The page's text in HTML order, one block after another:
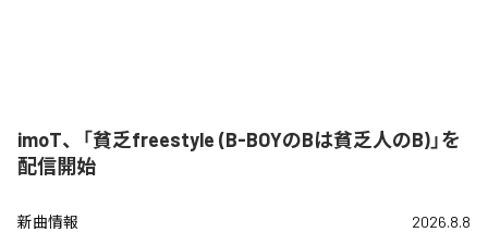
imoT、「貧乏freestyle (B-BOYのBは貧乏人のB)」を
配信開始
新曲情報 2026.8.8